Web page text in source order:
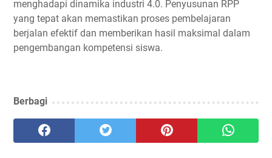
menghadapi dinamika industri 4.0. Penyusunan RPP
yang tepat akan memastikan proses pembelajaran
berjalan efektif dan memberikan hasil maksimal dalam
pengembangan kompetensi siswa.
Berbagi